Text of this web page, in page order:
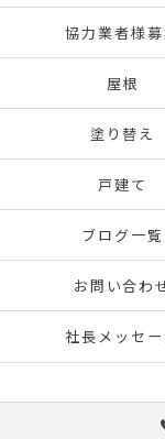
協力業者様
屋根
塗り替え
戸建て
ブログ一覧
お問い合わ
社長メッセ